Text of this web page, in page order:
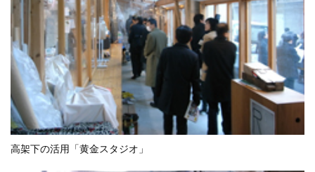
高架下の活用「黄金スタジオ」